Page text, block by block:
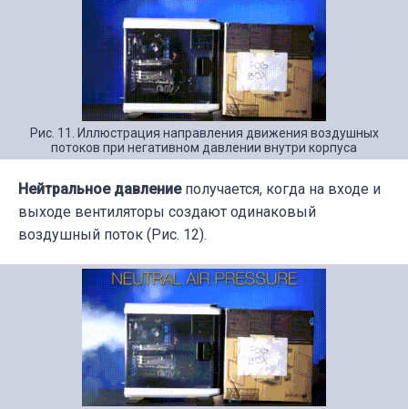
Рис. 11. Иллюстрация направления движения воздушных
потоков при негативном давлении внутри корпуса
Нейтральное давлениеполучается, когда на входе и
выходе вентиляторы создают одинаковый
воздушный поток (Рис. 12).